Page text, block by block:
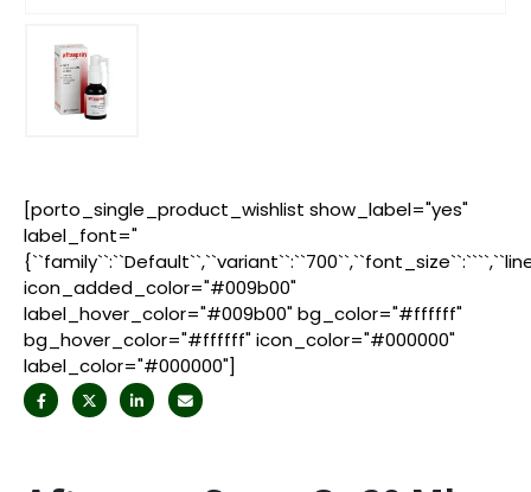
[porto_single_product_wishlist show_label="yes"
label_font="
icon_added_color="#009b00"
label_hover_color="#009b00" bg_color="#ffffff"
bg_hover_color="#ffffff" icon_color="#000000"
label_color="#000000"]